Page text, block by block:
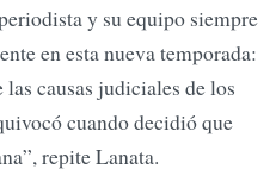
y su equipo siempre
en esta nueva temporada:
causas judiciales de los
cuando decidió que
repite Lanata.